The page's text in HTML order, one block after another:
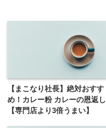
【まこなり社長】絶対おすす
め！カレー粉 カレーの恩返し
【専門店より3倍うまい】